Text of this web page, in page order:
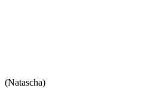
(Natascha)